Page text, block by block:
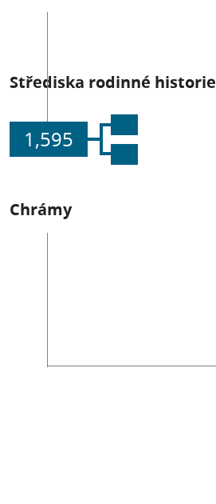
Střediska rodinné historie
1,595
Chrámy